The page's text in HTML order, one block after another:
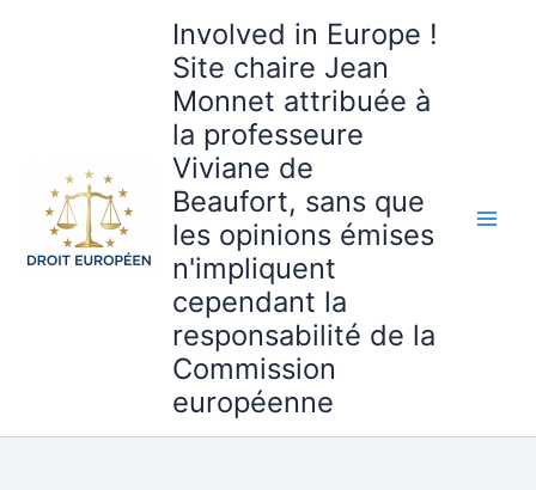
Involved in Europe !
Site chaire Jean
Monnet attribuée à
la professeure
Viviane de
Beaufort, sans que
les opinions émises
n'impliquent
cependant la
responsabilité de la
Commission
européenne